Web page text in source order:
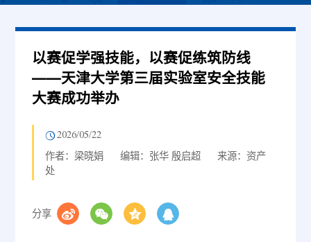
以赛促学强技能，以赛促练筑防线
——天津大学第三届实验室安全技能
大赛成功举办
2026/05/22
作者：梁晓娟 编辑：张华 殷启超
来源：资产
处
分享